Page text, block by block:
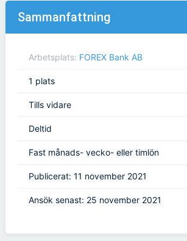
Sammanfattning
Arbetsplats: FOREX Bank AB
1 plats
Tills vidare
Deltid
Fast månads- vecko- eller timlön
Publicerat: 11 november 2021
Ansök senast: 25 november 2021